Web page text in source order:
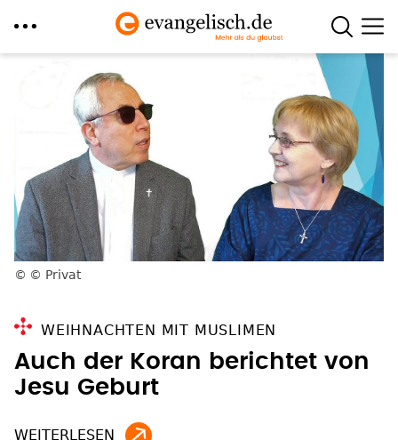
© Privat
WEIHNACHTEN MIT MUSLIMEN
Auch der Koran berichtet von
Jesu Geburt